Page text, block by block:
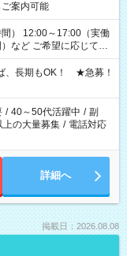
案内可能
） 12:00～17:00（実働
応じて、
へ相談ください！
、長期もOK！ ★急募！
/ 40～50代活躍中 / 副
上の大量募集 / 電話対応
詳細へ
掲載日：2026.08.08